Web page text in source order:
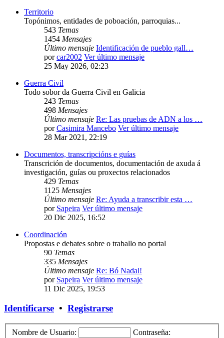
Territorio
Topónimos, entidades de poboación, parroquias...
543 Temas
1454 Mensajes
Último mensaje Identificación de pueblo gall…
porcar2002 Ver último mensaje
25 May 2026, 02:23
Guerra Civil
Todo sobor da Guerra Civil en Galicia
243 Temas
498 Mensajes
Último mensaje Re: Las pruebas de ADN a los …
porCasimira Mancebo Ver último mensaje
28 Mar 2021, 22:19
Documentos, transcripcións e guías
Transcrición de documentos, documentación de axuda á
investigación, guías ou proxectos relacionados
429 Temas
1125 Mensajes
Último mensaje Re: Ayuda a transcribir esta …
por Sapeira Ver último mensaje
20 Dic 2025, 16:52
Coordinación
Propostas e debates sobre o traballo no portal
90 Temas
335 Mensajes
Último mensaje Re: Bó Nadal!
por Sapeira Ver último mensaje
11 Dic 2025, 19:53
Identificarse • Registrarse
Nombre de Usuario:
Contraseña: